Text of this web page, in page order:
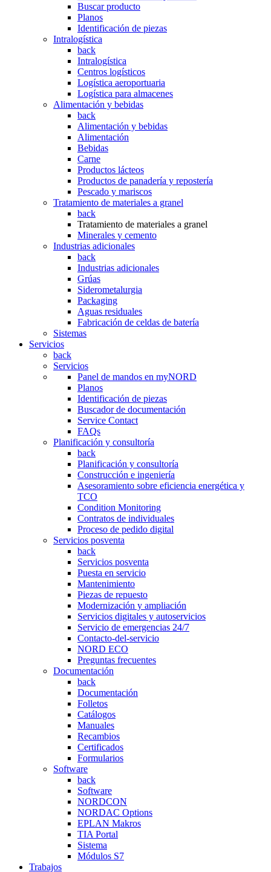
Buscar producto
Planos
Identificación de piezas
Intralogística
back
Intralogística
Centros logísticos
Logística aeroportuaria
Logística para almacenes
Alimentación y bebidas
back
Alimentación y bebidas
Alimentación
Bebidas
Carne
Productos lácteos
Productos de panadería y repostería
Pescado y mariscos
Tratamiento de materiales a granel
back
Tratamiento de materiales a granel
Minerales y cemento
Industrias adicionales
back
Industrias adicionales
Grúas
Siderometalurgia
Packaging
Aguas residuales
Fabricación de celdas de batería
Sistemas
Servicios
back
Servicios
Panel de mandos en myNORD
Planos
Identificación de piezas
Buscador de documentación
Service Contact
FAQs
Planificación y consultoría
back
Planificación y consultoría
Construcción e ingeniería
Asesoramiento sobre eficiencia energética y
TCO
Condition Monitoring
Contratos de individuales
Proceso de pedido digital
Servicios posventa
back
Servicios posventa
Puesta en servicio
Mantenimiento
Piezas de repuesto
Modernización y ampliación
Servicios digitales y autoservicios
Servicio de emergencias 24/7
Contacto-del-servicio
NORD ECO
Preguntas frecuentes
Documentación
back
Documentación
Folletos
Catálogos
Manuales
Recambios
Certificados
Formularios
Software
back
Software
NORDCON
NORDAC Options
EPLAN Makros
TIA Portal
Sistema
Módulos S7
Trabajos